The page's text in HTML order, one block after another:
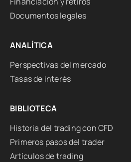
Documentos legales
ANALÍTICA
Perspectivas del mercado
Tasas de interés
BIBLIOTECA
Historia del trading con CFD
Primeros pasos del trader
Artículos de trading